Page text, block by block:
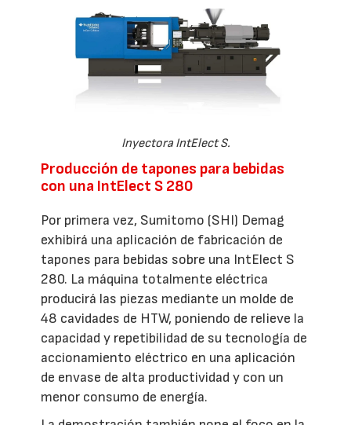
Inyectora IntElect S.
Producción de tapones para bebidas
con una IntElect S 280
Por primera vez, Sumitomo (SHI) Demag
exhibirá una aplicación de fabricación de
tapones para bebidas sobre una IntElect S
280. La máquina totalmente eléctrica
producirá las piezas mediante un molde de
48 cavidades de HTW, poniendo de relieve la
capacidad y repetibilidad de su tecnología de
accionamiento eléctrico en una aplicación
de envase de alta productividad y con un
menor consumo de energía.